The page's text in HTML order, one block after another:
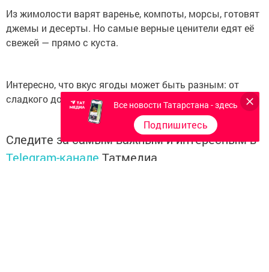
Из жимолости варят варенье, компоты, морсы, готовят
джемы и десерты. Но самые верные ценители едят её
свежей — прямо с куста.
Интересно, что вкус ягоды может быть разным: от
сладкого до слегка терпкого — всё зависит от сорта.
Следите за самым важным и интересным в
Telegram-канале Татмедиа
Все новости Татарстана - здесь
Подпишитесь